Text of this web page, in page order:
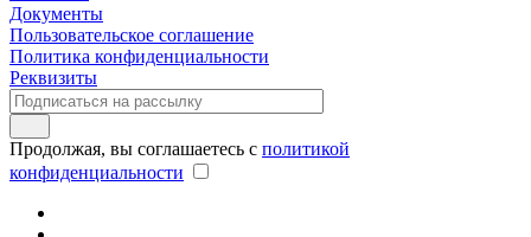
Документы
Пользовательское соглашение
Политика конфиденциальности
Реквизиты
Продолжая, вы соглашаетесь с политикой
конфиденциальности